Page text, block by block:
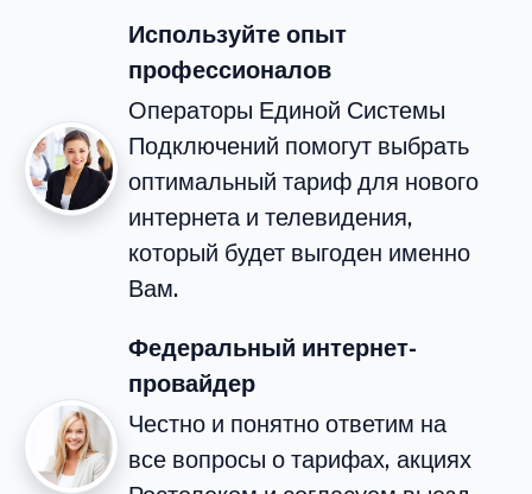
Используйте опыт
профессионалов
Операторы Единой Системы
Подключений помогут выбрать
оптимальный тариф для нового
интернета и телевидения,
который будет выгоден именно
Вам.
Федеральный интернет-
провайдер
Честно и понятно ответим на
все вопросы о тарифах, акциях